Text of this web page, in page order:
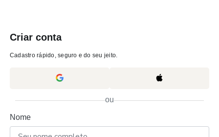
Criar conta
Cadastro rápido, seguro e do seu jeito.
ou
Nome